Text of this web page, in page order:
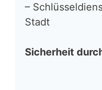
–
Stadt
Sicherheit